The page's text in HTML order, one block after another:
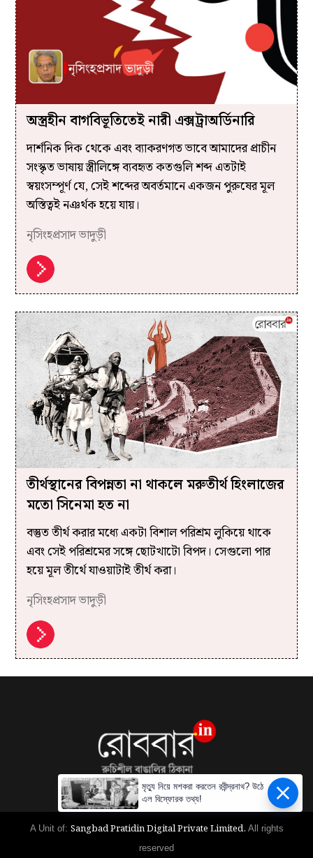
অস্ত্রহীন বাগবিভূতিতেই নারী এক্সট্রাঅর্ডিনারি
দার্শনিক দিক থেকে এবং ব্যাকরণগত ভাবে আমাদের প্রাচীন
সংস্কৃত ভাষায় স্ত্রীলিঙ্গে ব্যবহৃত কতগুলি শব্দ এতটাই
স্বয়ংসম্পূর্ণ যে, সেই শব্দের অবর্তমানে একজন পুরুষের মূল
অস্তিত্বই নঞর্থক হয়ে যায়।
নৃসিংহপ্রসাদ ভাদুড়ী
তীর্থস্থানের বিপন্নতা না থাকলে মরুতীর্থ হিংলাজের
মতো সিনেমা হত না
বস্তুত তীর্থ করার মধ্যে একটা বিশাল পরিশ্রম লুকিয়ে থাকে
এবং সেই পরিশ্রমের সঙ্গে ছোটখাটো বিপদ। সেগুলো পার
হয়ে মূল তীর্থে যাওয়াটাই তীর্থ করা।
নৃসিংহপ্রসাদ ভাদুড়ী
A Unit of: Sangbad Pratidin Digital Private Limited. All rights
reserved
মৃত্যু নিয়ে মশকরা করতেন রবীন্দ্রনাথ? উঠে
এল বিস্ফোরক তথ্য!